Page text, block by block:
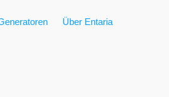
Über Entaria